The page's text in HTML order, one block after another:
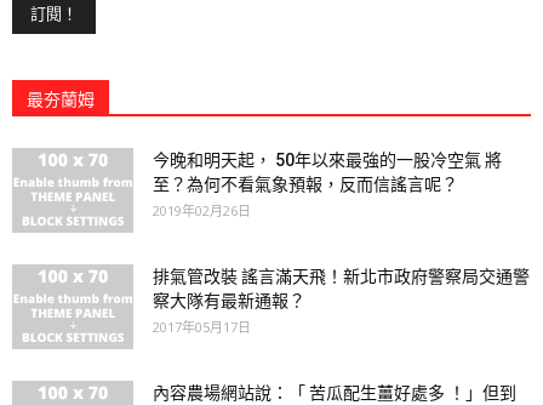
最夯蘭姆
今晚和明天起， 50年以來最強的一股冷空氣 將
至？為何不看氣象預報，反而信謠言呢？
2019年02月26日
排氣管改裝 謠言滿天飛！新北市政府警察局交通警
察大隊有最新通報？
2017年05月17日
內容農場網站說：「 苦瓜配生薑好處多 ！」但到